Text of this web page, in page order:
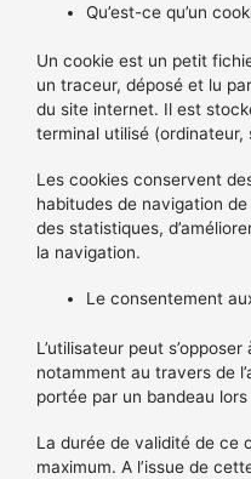
Qu’est-ce qu’un
Un cookie est un petit
un traceur, déposé et lu
du site internet. Il est
terminal utilisé
Les cookies conservent
habitudes de navigation
des statistiques,
la navigation.
Le consentement
L’utilisateur peut
notamment au travers de
portée par un bandeau lors
La durée de validité de ce
maximum. A l’issue de